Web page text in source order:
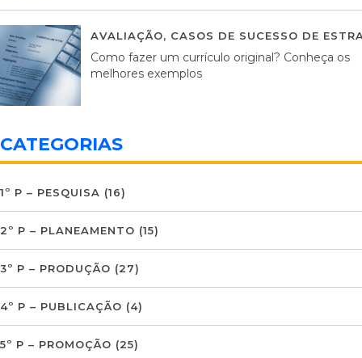
AVALIAÇÃO, CASOS DE SUCESSO DE
Como fazer um currículo original? Conheça os
melhores exemplos
CATEGORIAS
1º P – PESQUISA (16)
2º P – PLANEAMENTO (15)
3º P – PRODUÇÃO (27)
4º P – PUBLICAÇÃO (4)
5º P – PROMOÇÃO (25)